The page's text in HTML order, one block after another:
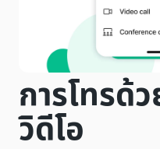
การโทรด้
วิดีโอ